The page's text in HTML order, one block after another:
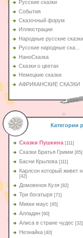
Русские сказки
События
Сказочный форум
Иллюстрации
Народные русские сказки
Русские народные ска...
НаноСказка
Сказки о цветах
Немецкие сказки
АФРИКАНСКИЕ СКАЗКИ
Категории
Сказки Пушкина [111]
Сказки Братья Гримм [65]
Басни Крылова [111]
Карлсон который живет
[42]
Домовенок Кузя [82]
Три богатыря [71]
Микки маус [45]
Алладин [60]
Aлиса в стране чудес [32]
Незнайка [40]